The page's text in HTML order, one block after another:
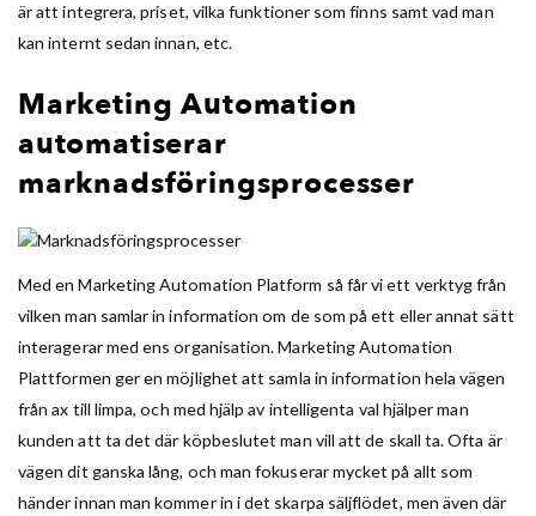
är att integrera, priset, vilka funktioner som finns samt vad man
kan internt sedan innan, etc.
Marketing Automation
automatiserar
marknadsföringsprocesser
Med en Marketing Automation Platform så får vi ett verktyg från
vilken man samlar in information om de som på ett eller annat sätt
interagerar med ens organisation. Marketing Automation
Plattformen ger en möjlighet att samla in information hela vägen
från ax till limpa, och med hjälp av intelligenta val hjälper man
kunden att ta det där köpbeslutet man vill att de skall ta. Ofta är
vägen dit ganska lång, och man fokuserar mycket på allt som
händer innan man kommer in i det skarpa säljflödet, men även där